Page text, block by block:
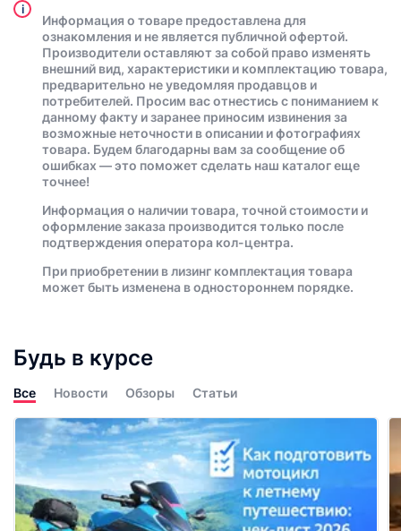
i
Информация о товаре предоставлена для
ознакомления и не является публичной офертой.
Производители оставляют за собой право изменять
внешний вид, характеристики и комплектацию товара,
предварительно не уведомляя продавцов и
потребителей. Просим вас отнестись с пониманием к
данному факту и заранее приносим извинения за
возможные неточности в описании и фотографиях
товара. Будем благодарны вам за сообщение об
ошибках — это поможет сделать наш каталог еще
точнее!
Информация о наличии товара, точной стоимости и
оформление заказа производится только после
подтверждения оператора кол-центра.
При приобретении в лизинг комплектация товара
может быть изменена в одностороннем порядке.
Будь в курсе
Все Новости Обзоры Статьи